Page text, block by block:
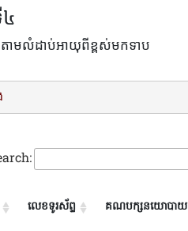
តាមលំដាប់អាយុពីខ្ពស់មកទាប
លេខទូរស័ព្ទ គណបក្សនយោបាយ